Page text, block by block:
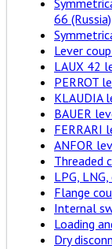
66 (Russia)
Lever
LAUX 42
PERROT
KLAUDIA
BAUER
FERRARI
ANFOR
Threaded
LPG,
Flange
Internal
Loading
Dry